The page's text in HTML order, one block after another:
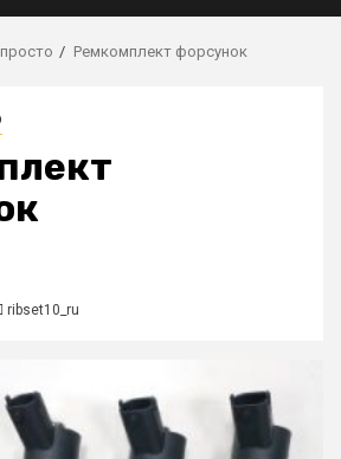
Ремкомплект форсунок
ribset10_ru